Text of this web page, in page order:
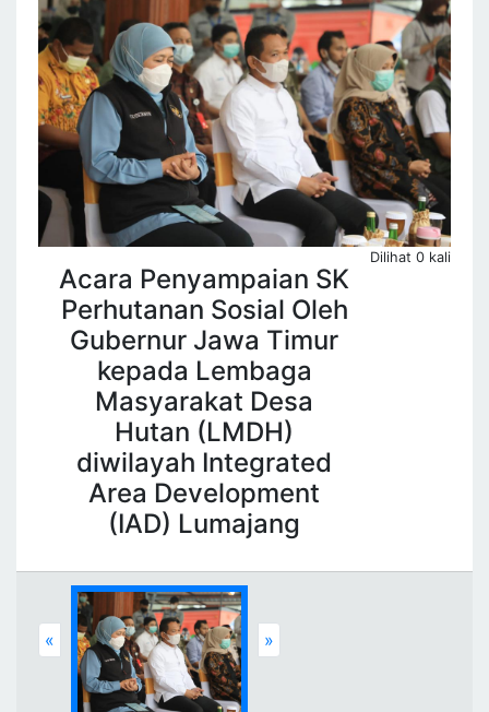
Dilihat 0 kali
Acara Penyampaian SK
Perhutanan Sosial Oleh
Gubernur Jawa Timur
kepada Lembaga
Masyarakat Desa
Hutan (LMDH)
diwilayah Integrated
Area Development
(IAD) Lumajang
« Previous »